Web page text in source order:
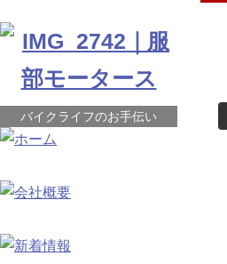
バイクライフのお手伝い